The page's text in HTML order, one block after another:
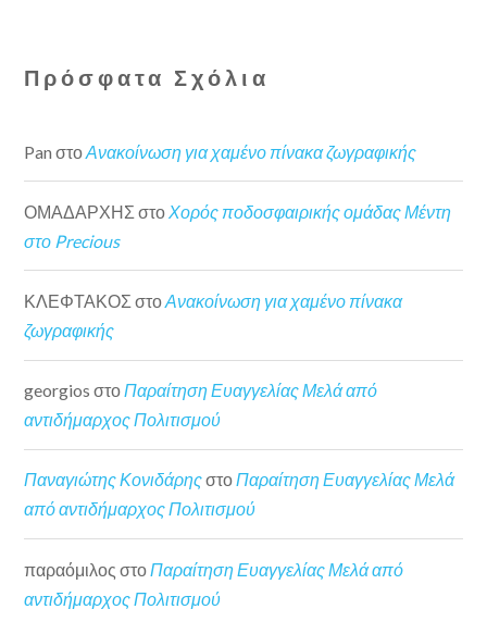
Πρόσφατα Σχόλια
Pan στοΑνακοίνωση για χαμένο πίνακα ζωγραφικής
ΟΜΑΔΑΡΧΗΣ στοΧορός ποδοσφαιρικής ομάδας Μέντη
στο Precious
ΚΛΕΦΤΑΚΟΣ στοΑνακοίνωση για χαμένο πίνακα
ζωγραφικής
georgios στοΠαραίτηση Ευαγγελίας Μελά από
αντιδήμαρχος Πολιτισμού
Παναγιώτης ΚονιδάρηςστοΠαραίτηση Ευαγγελίας Μελά
από αντιδήμαρχος Πολιτισμού
παραόμιλος στο Παραίτηση Ευαγγελίας Μελά από
αντιδήμαρχος Πολιτισμού